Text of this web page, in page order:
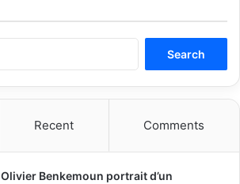
Recent Comments
Olivier Benkemoun portrait d’un